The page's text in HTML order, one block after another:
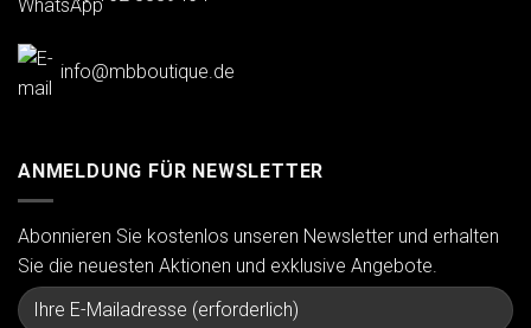
info@mbboutique.de
ANMELDUNG FÜR NEWSLETTER
Abonnieren Sie kostenlos unseren Newsletter und erhalten
Sie die neuesten Aktionen und exklusive Angebote.